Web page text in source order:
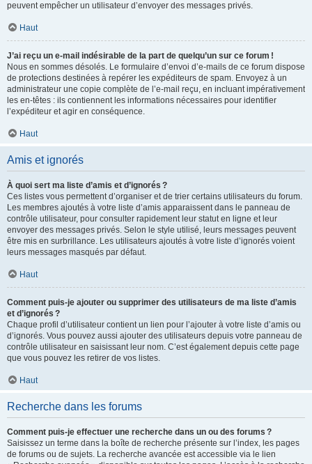
peuvent empêcher un utilisateur d’envoyer des messages privés.
Haut
J’ai reçu un e-mail indésirable de la part de quelqu’un sur ce forum !
Nous en sommes désolés. Le formulaire d’envoi d’e-mails de ce forum dispose
de protections destinées à repérer les expéditeurs de spam. Envoyez à un
administrateur une copie complète de l’e-mail reçu, en incluant impérativement
les en-têtes : ils contiennent les informations nécessaires pour identifier
l’expéditeur et agir en conséquence.
Haut
Amis et ignorés
À quoi sert ma liste d’amis et d’ignorés ?
Ces listes vous permettent d’organiser et de trier certains utilisateurs du forum.
Les membres ajoutés à votre liste d’amis apparaissent dans le panneau de
contrôle utilisateur, pour consulter rapidement leur statut en ligne et leur
envoyer des messages privés. Selon le style utilisé, leurs messages peuvent
être mis en surbrillance. Les utilisateurs ajoutés à votre liste d’ignorés voient
leurs messages masqués par défaut.
Haut
Comment puis-je ajouter ou supprimer des utilisateurs de ma liste d’amis
et d’ignorés ?
Chaque profil d’utilisateur contient un lien pour l’ajouter à votre liste d’amis ou
d’ignorés. Vous pouvez aussi ajouter des utilisateurs depuis votre panneau de
contrôle utilisateur en saisissant leur nom. C’est également depuis cette page
que vous pouvez les retirer de vos listes.
Haut
Recherche dans les forums
Comment puis-je effectuer une recherche dans un ou des forums ?
Saisissez un terme dans la boîte de recherche présente sur l’index, les pages
de forums ou de sujets. La recherche avancée est accessible via le lien